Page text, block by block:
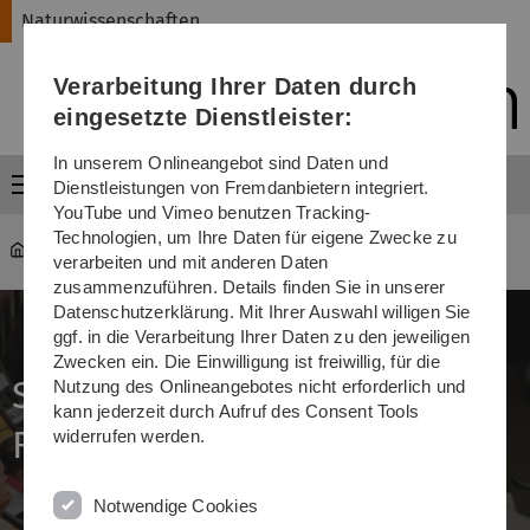
Direkt
Direkt
Direkt
(Sprache,
Drucken,
Media)
Direkt
Direkt
Naturwissenschaften
Menü
Naturwissenschaften Schnuppervorlesungen
Schnuppervorlesung im
Fachbereich Physik
Verarbeitung Ihrer Daten durch
eingesetzte Dienstleister:
In unserem Onlineangebot sind Daten und
Dienstleistungen von Fremdanbietern integriert.
YouTube und Vimeo benutzen Tracking-
Technologien, um Ihre Daten für eigene Zwecke zu
verarbeiten und mit anderen Daten
zusammenzuführen. Details finden Sie in unserer
Datenschutzerklärung. Mit Ihrer Auswahl willigen Sie
ggf. in die Verarbeitung Ihrer Daten zu den jeweiligen
Zwecken ein. Die Einwilligung ist freiwillig, für die
Nutzung des Onlineangebotes nicht erforderlich und
kann jederzeit durch Aufruf des Consent Tools
widerrufen werden.
Notwendige Cookies